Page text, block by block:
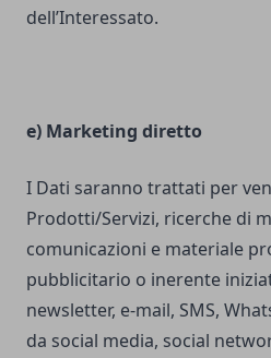
dell’Interessato.
e) Marketing diretto
I Dati saranno trattati per
Prodotti/Servizi, ricerche di
comunicazioni e materiale
pubblicitario o inerente
newsletter, e-mail, SMS,
da social media, social